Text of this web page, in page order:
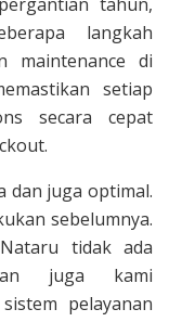
langkah
maintenance di
setiap
secara cepat
dan juga optimal.
sebelumnya.
tidak ada
juga kami
pelayanan